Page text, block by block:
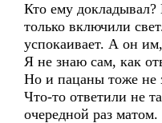
Кто ему
только включили
успокаивает. А он
Я не знаю сам, как
Но и пацаны тоже не
Что-то ответили не
очередной раз